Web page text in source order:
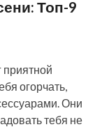
Топ-9
приятной
огорчать,
Они
тебя не